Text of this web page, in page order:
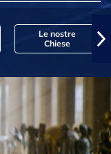
Le nostre
Chiese